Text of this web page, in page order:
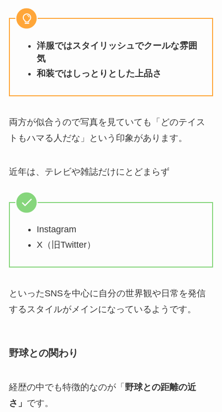
洋服ではスタイリッシュでクールな雰囲
気
和装ではしっとりとした上品さ
両方が似合うので写真を見ていても「どのテイス
トもハマる人だな」という印象があります。
近年は、テレビや雑誌だけにとどまらず
Instagram
X（旧Twitter）
といったSNSを中心に自分の世界観や日常を発信
するスタイルがメインになっているようです。
野球との関わり
経歴の中でも特徴的なのが「 野球との距離の近
さ」 です。